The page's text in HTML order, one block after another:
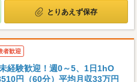
とりあえず保存
者歓迎
経験歓迎！週0～5、1日1hO
円（60分）平均月収33万円